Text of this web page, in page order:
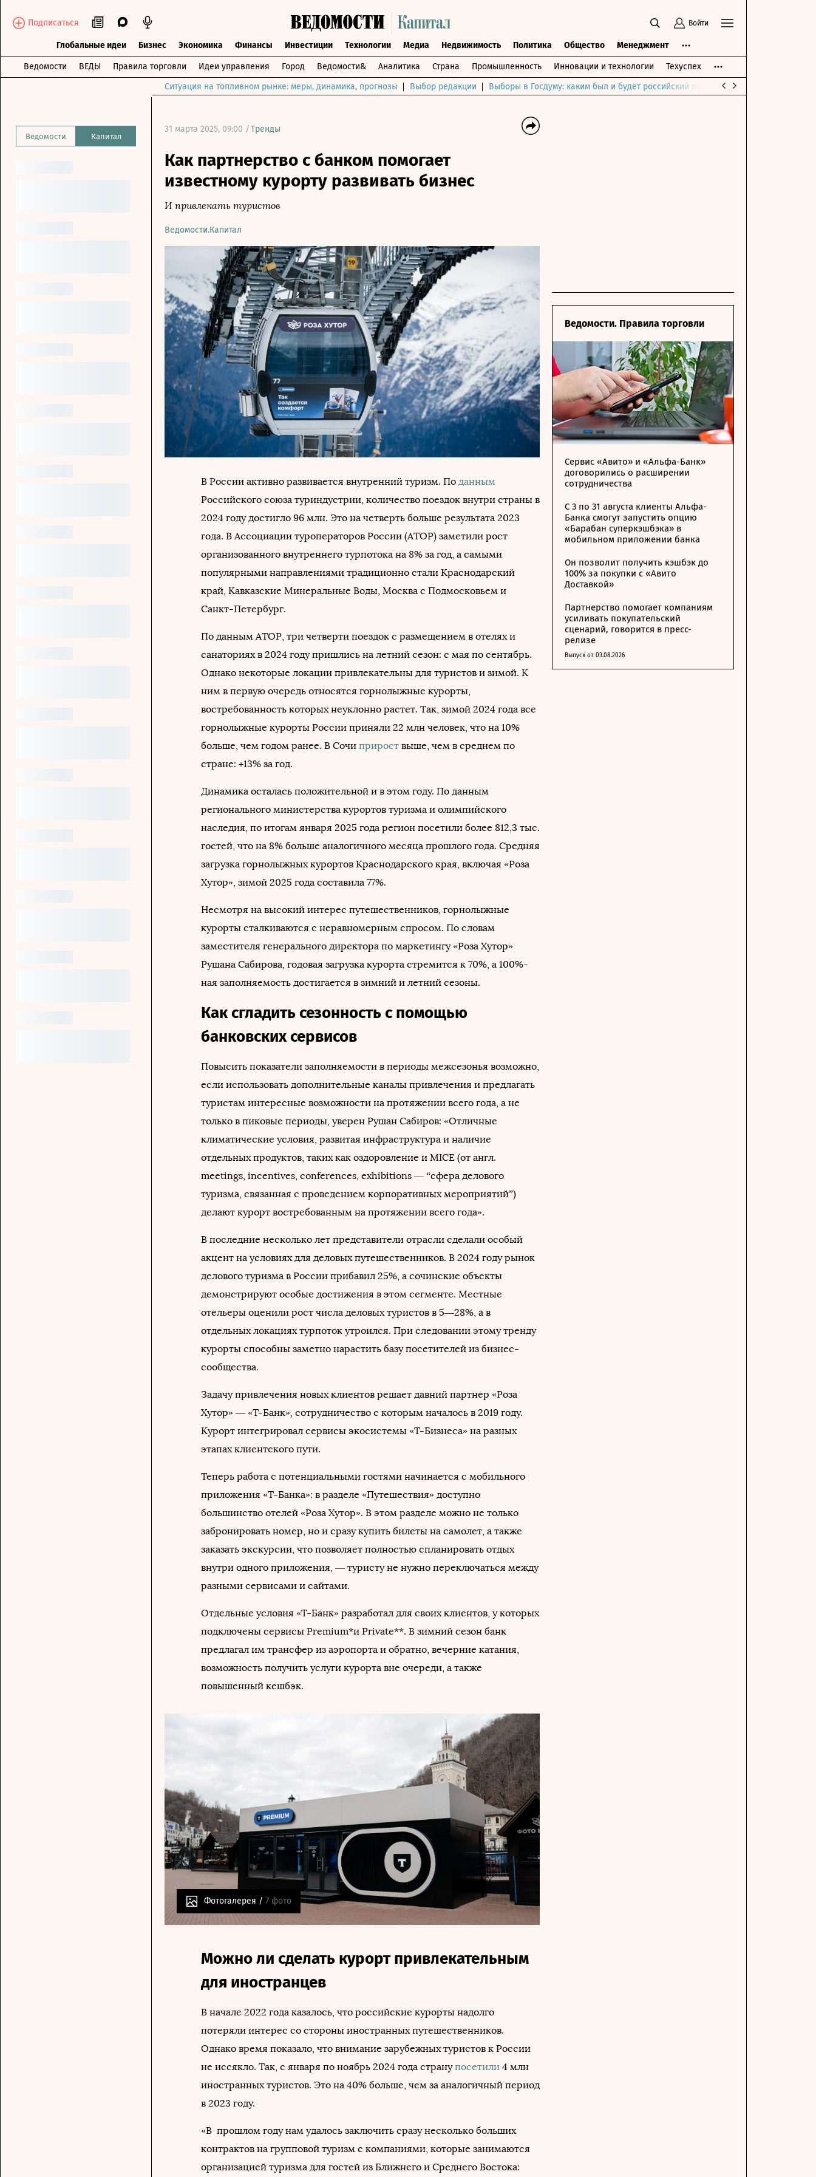
Подписаться Войти
Глобальные идеи Бизнес Экономика Финансы Инвестиции Технологии Медиа Недвижимость Политика Общество Менеджмент
Ведомости ВЕДЫ Правила торговли Идеи управления Город Ведомости& Аналитика Страна Промышленность Инновации и технологии Техуспех
Ведомости Капитал
Ситуация на топливном рынке: меры, динамика, прогнозы Выбор редакции Выборы в Госдуму: каким был и будет российский парламент
31 марта 2025, 09:00 /Тренды
Как партнерство с банком помогает
известному курорту развивать бизнес
И привлекать туристов
Ведомости.Капитал
В России активно развивается внутренний туризм. По данным
Российского союза туриндустрии, количество поездок внутри страны в
2024 году достигло 96 млн. Это на четверть больше результата 2023
года. В Ассоциации туроператоров России (АТОР) заметили рост
организованного внутреннего турпотока на 8% за год, а самыми
популярными направлениями традиционно стали Краснодарский
край, Кавказские Минеральные Воды, Москва с Подмосковьем и
Санкт-Петербург.
По данным АТОР, три четверти поездок с размещением в отелях и
санаториях в 2024 году пришлись на летний сезон: с мая по сентябрь.
Однако некоторые локации привлекательны для туристов и зимой. К
ним в первую очередь относятся горнолыжные курорты,
востребованность которых неуклонно растет. Так, зимой 2024 года все
горнолыжные курорты России приняли 22 млн человек, что на 10%
больше, чем годом ранее. В Сочи прирост выше, чем в среднем по
стране: +13% за год.
Динамика осталась положительной и в этом году. По данным
регионального министерства курортов туризма и олимпийского
наследия, по итогам января 2025 года регион посетили более 812,3 тыс.
гостей, что на 8% больше аналогичного месяца прошлого года. Средняя
загрузка горнолыжных курортов Краснодарского края, включая «Роза
Хутор», зимой 2025 года составила 77%.
Несмотря на высокий интерес путешественников, горнолыжные
курорты сталкиваются с неравномерным спросом. По словам
заместителя генерального директора по маркетингу «Роза Хутор»
Рушана Сабирова, годовая загрузка курорта стремится к 70%, а 100%-
ная заполняемость достигается в зимний и летний сезоны.
Как сгладить сезонность с помощью
банковских сервисов
Повысить показатели заполняемости в периоды межсезонья возможно,
если использовать дополнительные каналы привлечения и предлагать
туристам интересные возможности на протяжении всего года, а не
только в пиковые периоды, уверен Рушан Сабиров: «Отличные
климатические условия, развитая инфраструктура и наличие
отдельных продуктов, таких как оздоровление и MICE (от англ.
meetings, incentives, conferences, exhibitions — “сфера делового
туризма, связанная с проведением корпоративных мероприятий”)
делают курорт востребованным на протяжении всего года».
В последние несколько лет представители отрасли сделали особый
акцент на условиях для деловых путешественников. В 2024 году рынок
делового туризма в России прибавил 25%, а сочинские объекты
демонстрируют особые достижения в этом сегменте. Местные
отельеры оценили рост числа деловых туристов в 5—28%, а в
отдельных локациях турпоток утроился. При следовании этому тренду
курорты способны заметно нарастить базу посетителей из бизнес-
сообщества.
Задачу привлечения новых клиентов решает давний партнер «Роза
Хутор» — «Т-Банк», сотрудничество с которым началось в 2019 году.
Курорт интегрировал сервисы экосистемы «Т-Бизнеса» на разных
этапах клиентского пути.
Теперь работа с потенциальными гостями начинается с мобильного
приложения «Т-Банка»: в разделе «Путешествия» доступно
большинство отелей «Роза Хутор». В этом разделе можно не только
забронировать номер, но и сразу купить билеты на самолет, а также
заказать экскурсии, что позволяет полностью спланировать отдых
внутри одного приложения, — туристу не нужно переключаться между
разными сервисами и сайтами.
Отдельные условия «Т-Банк» разработал для своих клиентов, у которых
подключены сервисы Premium*и Private**. В зимний сезон банк
предлагал им трансфер из аэропорта и обратно, вечерние катания,
возможность получить услуги курорта вне очереди, а также
повышенный кешбэк.
Фотогалерея / 7 фото
Можно ли сделать курорт привлекательным
для иностранцев
В начале 2022 года казалось, что российские курорты надолго
потеряли интерес со стороны иностранных путешественников.
Однако время показало, что внимание зарубежных туристов к России
не иссякло. Так, с января по ноябрь 2024 года странупосетили 4 млн
иностранных туристов. Это на 40% больше, чем за аналогичный период
в 2023 году.
«В прошлом году нам удалось заключить сразу несколько больших
контрактов на групповой туризм с компаниями, которые занимаются
организацией туризма для гостей из Ближнего и Среднего Востока:
Ведомости. Правила торговли
Сервис «Авито» и «Альфа-Банк»
договорились о расширении
сотрудничества
С 3 по 31 августа клиенты Альфа-
Банка смогут запустить опцию
«Барабан суперкэшбэка» в
мобильном приложении банка
Он позволит получить кэшбэк до
100% за покупки с «Авито
Доставкой»
Партнерство помогает компаниям
усиливать покупательский
сценарий, говорится в пресс-
релизе
Выпуск от 03.08.2026